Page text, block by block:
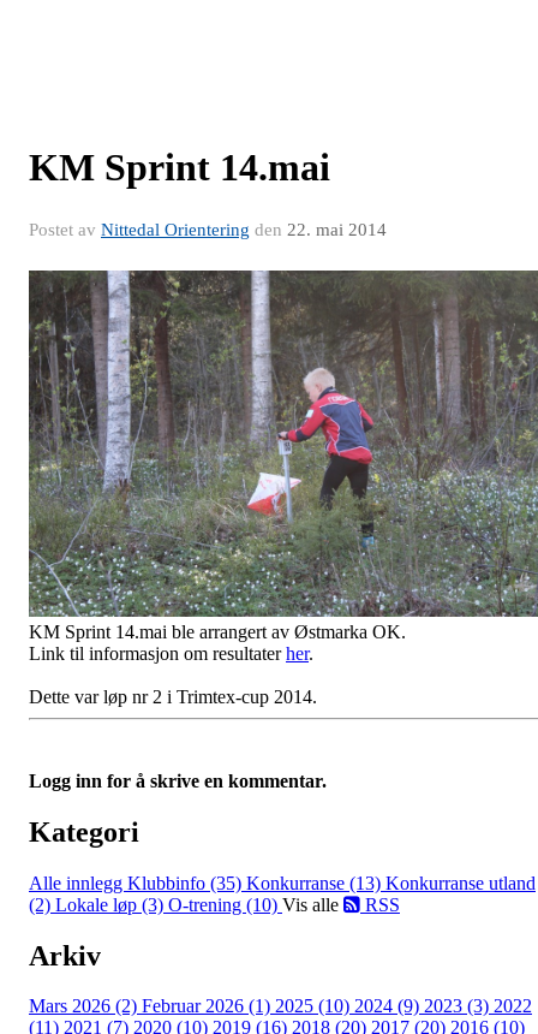
KM Sprint 14.mai
Postet av Nittedal Orientering den 22. mai 2014
KM Sprint 14.mai ble arrangert av Østmarka OK.
Link til informasjon om resultaterher.
Dette var løp nr 2 i Trimtex-cup 2014.
Logg inn for å skrive en kommentar.
Kategori
Alle innlegg Klubbinfo (35) Konkurranse (13) Konkurranse utland
(2) Lokale løp (3) O-trening (10) Vis alle RSS
Arkiv
Mars 2026 (2) Februar 2026 (1) 2025 (10) 2024 (9) 2023 (3) 2022
(11) 2021 (7) 2020 (10) 2019 (16) 2018 (20) 2017 (20) 2016 (10)